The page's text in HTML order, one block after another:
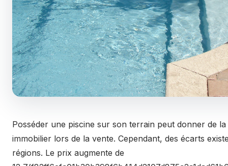
Posséder une piscine sur son terrain peut donner de
immobilier lors de la vente. Cependant, des écarts
régions. Le prix augmente de